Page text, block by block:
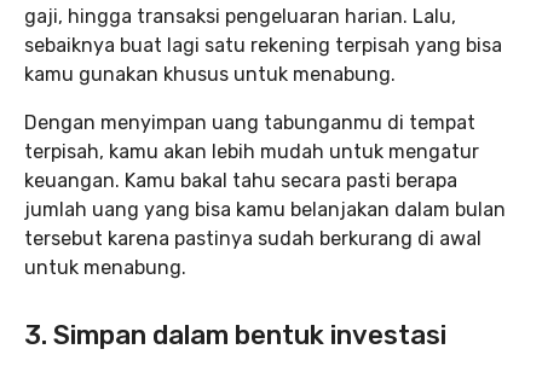
gaji, hingga transaksi pengeluaran harian. Lalu,
sebaiknya buat lagi satu rekening terpisah yang bisa
kamu gunakan khusus untuk menabung.
Dengan menyimpan uang tabunganmu di tempat
terpisah, kamu akan lebih mudah untuk mengatur
keuangan. Kamu bakal tahu secara pasti berapa
jumlah uang yang bisa kamu belanjakan dalam bulan
tersebut karena pastinya sudah berkurang di awal
untuk menabung.
3. Simpan dalam bentuk investasi